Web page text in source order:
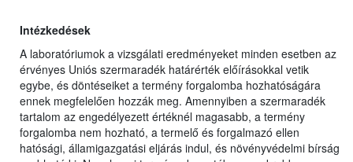
Intézkedések
A laboratóriumok a vizsgálati eredményeket minden esetben az
érvényes Uniós szermaradék határérték előírásokkal vetik
egybe, és döntéseiket a termény forgalomba hozhatóságára
ennek megfelelően hozzák meg. Amennyiben a szermaradék
tartalom az engedélyezett értéknél magasabb, a termény
forgalomba nem hozható, a termelő és forgalmazó ellen
hatósági, államigazgatási eljárás indul, és növényvédelmi bírság